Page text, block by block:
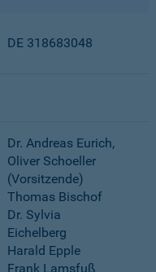
DE 318683048
Dr. Andreas Eurich,
Oliver Schoeller
(Vorsitzende)
Thomas Bischof
Dr. Sylvia
Eichelberg
Harald Epple
Frank Lamsfuß